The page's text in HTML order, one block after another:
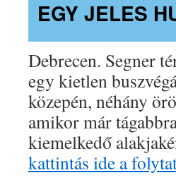
EGY JELES
Debrecen. Segner
egy kietlen
közepén, néhány
amikor már
kiemelkedő
kattintás ide a